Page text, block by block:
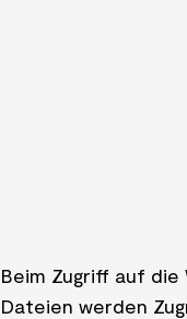
Beim Zugriff auf die
Dateien werden